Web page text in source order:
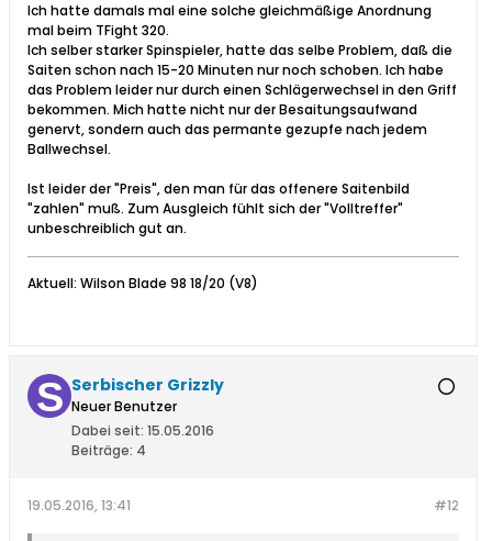
Ich hatte damals mal eine solche gleichmäßige Anordnung
mal beim TFight 320.
Ich selber starker Spinspieler, hatte das selbe Problem, daß die
Saiten schon nach 15-20 Minuten nur noch schoben. Ich habe
das Problem leider nur durch einen Schlägerwechsel in den Griff
bekommen. Mich hatte nicht nur der Besaitungsaufwand
genervt, sondern auch das permante gezupfe nach jedem
Ballwechsel.
Ist leider der "Preis", den man für das offenere Saitenbild
"zahlen" muß. Zum Ausgleich fühlt sich der "Volltreffer"
unbeschreiblich gut an.
Aktuell: Wilson Blade 98 18/20 (V8)
Serbischer Grizzly
Neuer Benutzer
Dabei seit: 15.05.2016
Beiträge: 4
#12
19.05.2016, 13:41